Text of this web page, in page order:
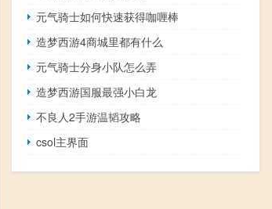
元气骑士如何快速获得咖喱棒
造梦西游4商城里都有什么
元气骑士分身小队怎么弄
造梦西游国服最强小白龙
不良人2手游温韬攻略
csol主界面